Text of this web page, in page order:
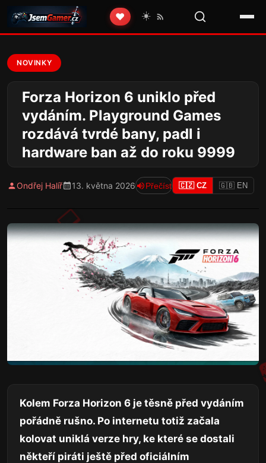
❤️ ☀️
NOVINKY
Forza Horizon 6 uniklo před
vydáním. Playground Games
rozdává tvrdé bany, padl i
hardware ban až do roku 9999
Ondřej Halíř 13. května 2026 Přečíst 🇨🇿 CZ 🇬🇧 EN
Kolem Forza Horizon 6 je těsně před vydáním
pořádně rušno. Po internetu totiž začala
kolovat uniklá verze hry, ke které se dostali
někteří piráti ještě před oficiálním